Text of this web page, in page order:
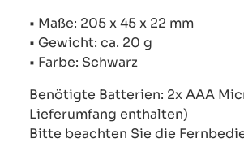
• Maße: 205 x 45 x 22 mm
• Gewicht: ca. 20 g
• Farbe: Schwarz
Benötigte Batterien: 2x AAA
Lieferumfang enthalten)
Bitte beachten Sie die